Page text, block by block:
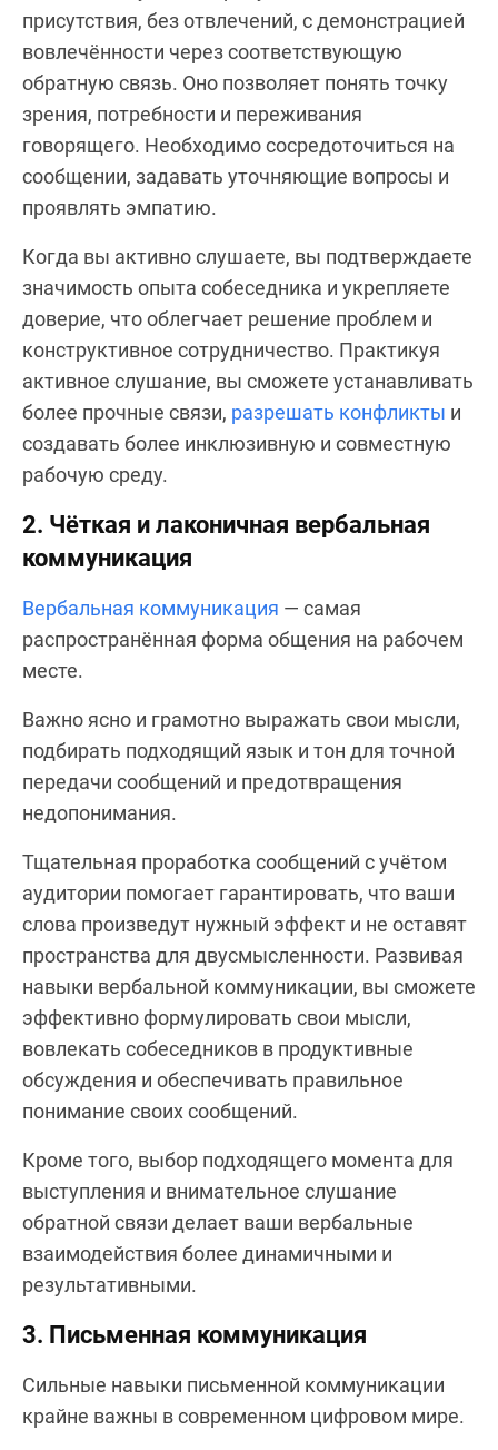
присутствия, без отвлечений, с демонстрацией
вовлечённости через соответствующую
обратную связь. Оно позволяет понять точку
зрения, потребности и переживания
говорящего. Необходимо сосредоточиться на
сообщении, задавать уточняющие вопросы и
проявлять эмпатию.
Когда вы активно слушаете, вы подтверждаете
значимость опыта собеседника и укрепляете
доверие, что облегчает решение проблем и
конструктивное сотрудничество. Практикуя
активное слушание, вы сможете устанавливать
более прочные связи, разрешать конфликты и
создавать более инклюзивную и совместную
рабочую среду.
2. Чёткая и лаконичная вербальная
коммуникация
Вербальная коммуникация — самая
распространённая форма общения на рабочем
месте.
Важно ясно и грамотно выражать свои мысли,
подбирать подходящий язык и тон для точной
передачи сообщений и предотвращения
недопонимания.
Тщательная проработка сообщений с учётом
аудитории помогает гарантировать, что ваши
слова произведут нужный эффект и не оставят
пространства для двусмысленности. Развивая
навыки вербальной коммуникации, вы сможете
эффективно формулировать свои мысли,
вовлекать собеседников в продуктивные
обсуждения и обеспечивать правильное
понимание своих сообщений.
Кроме того, выбор подходящего момента для
выступления и внимательное слушание
обратной связи делает ваши вербальные
взаимодействия более динамичными и
результативными.
3. Письменная коммуникация
Сильные навыки письменной коммуникации
крайне важны в современном цифровом мире.